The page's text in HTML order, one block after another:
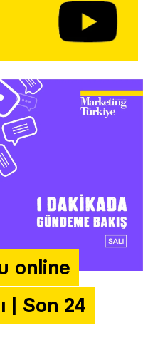
online
| Son 24